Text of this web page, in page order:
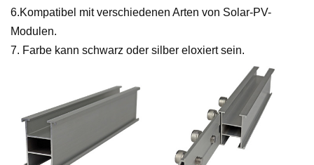
6.Kompatibel mit verschiedenen Arten von Solar-PV-
Modulen.
7. Farbe kann schwarz oder silber eloxiert sein.